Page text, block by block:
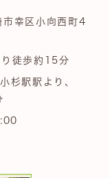
幸区小向西町4
徒歩約15分
杉駅駅より、